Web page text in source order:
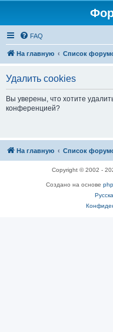
FAQ
На главную Список
Удалить cookies
Вы уверены, что хотите
конференцией?
На главную Список
Copyright © 2002 -
Создано на основе